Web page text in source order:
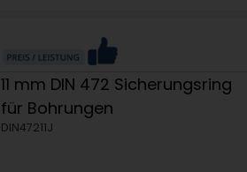
11 mm DIN 472 Sicherungsring
für Bohrungen
DIN47211J